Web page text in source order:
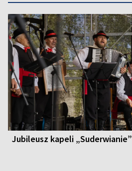
Jubileusz kapeli „Suderwianie”